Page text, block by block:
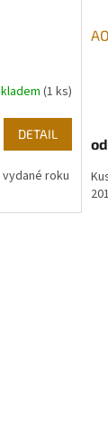
(1 ks)
DETAIL
roku
od